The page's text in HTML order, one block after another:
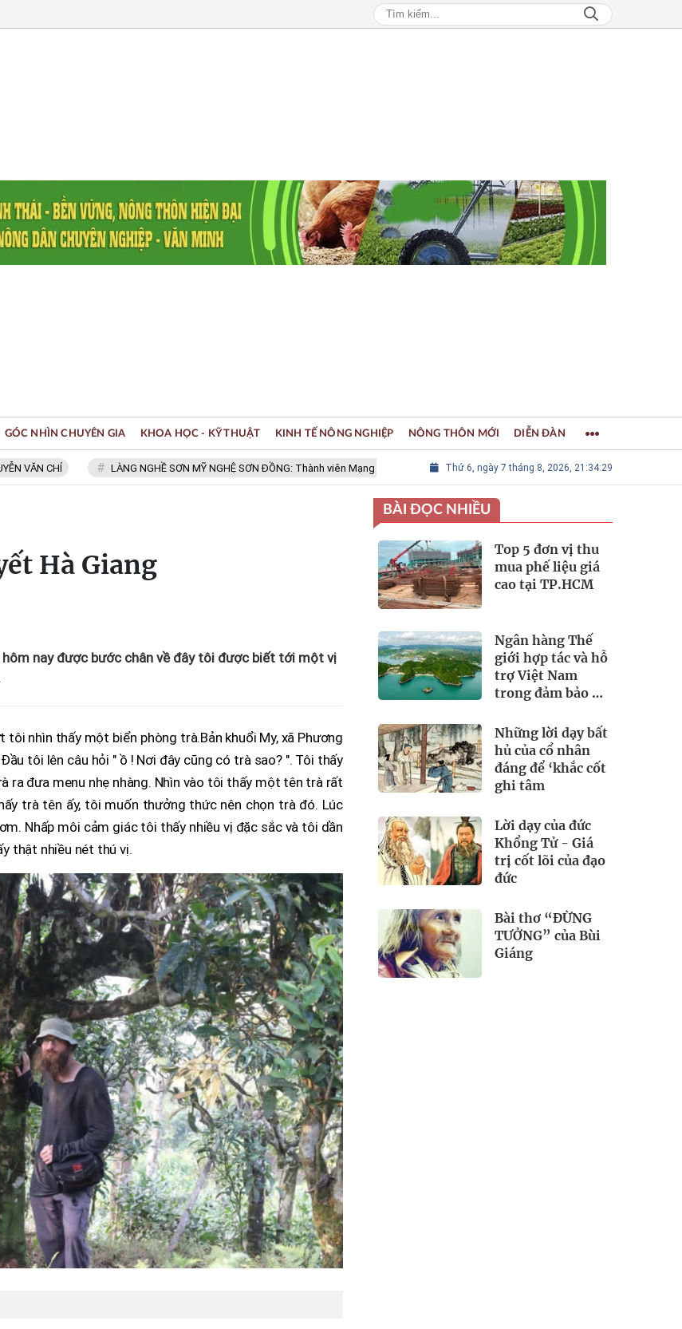
CHÍ LÀNG NGHỀ SƠN MỸ NGHỆ SƠN ĐỒNG: Thành viên Mạng lưới các Thành phố Thủ công sáng tạo Thế giới LÀNG NGHỀ
Thứ 6, ngày 7 tháng 8, 2026, 21:34:31
GÓC NHÌN CHUYÊN GIA KHOA HỌC - KỸ THUẬT KINH TẾ NÔNG NGHIỆP NÔNG THÔN MỚI DIỄN ĐÀN
Hà Giang
nay được bước chân về đây tôi được biết tới một vị
nhìn thấy một biển phòng trà.Bản khuổi My, xã Phương
tôi lên câu hỏi " ồ ! Nơi đây cũng có trà sao? ". Tôi thấy
ra đưa menu nhẹ nhàng. Nhìn vào tôi thấy một tên trà rất
trà tên ấy, tôi muốn thưởng thức nên chọn trà đó. Lúc
Nhấp môi cảm giác tôi thấy nhiều vị đặc sắc và tôi dần
thật nhiều nét thú vị.
BÀI ĐỌC NHIỀU
Top 5 đơn vị thu
mua phế liệu giá
cao tại TP.HCM
Ngân hàng Thế
giới hợp tác và hỗ
trợ Việt Nam
trong đảm bảo an
Những lời dạy bất
hủ của cổ nhân
đáng để ‘khắc cốt
ghi tâm
Lời dạy của đức
Khổng Tử - Giá
trị cốt lõi của đạo
đức
Bài thơ “ĐỪNG
TƯỞNG” của Bùi
Giáng